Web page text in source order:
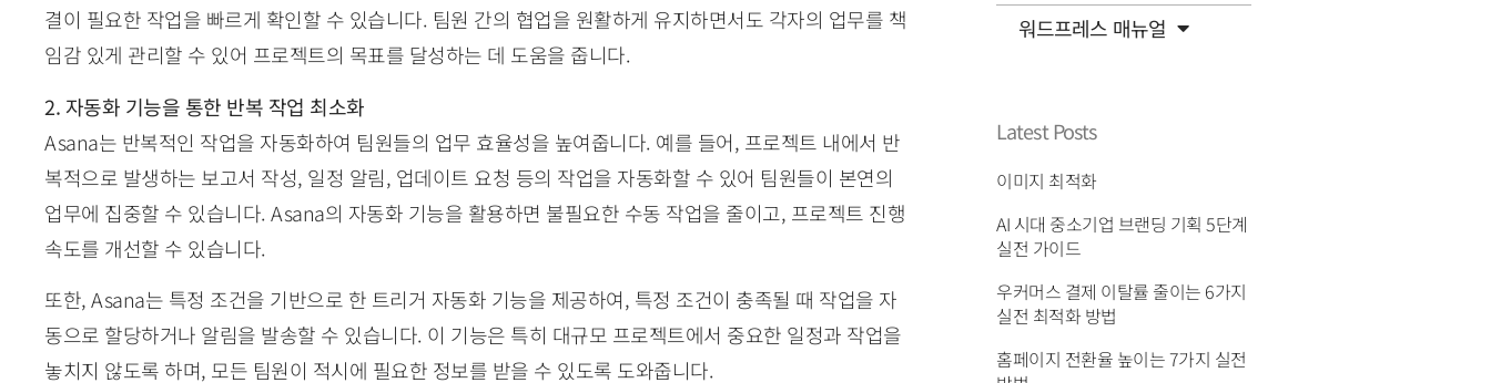
결이 필요한 작업을 빠르게 확인할 수 있습니다. 팀원 간의 협업을 원활하게 유지하면서도 각자의 업무를 책
임감 있게 관리할 수 있어 프로젝트의 목표를 달성하는 데 도움을 줍니다.
2. 자동화 기능을 통한 반복 작업 최소화
Asana는 반복적인 작업을 자동화하여 팀원들의 업무 효율성을 높여줍니다. 예를 들어, 프로젝트 내에서 반
복적으로 발생하는 보고서 작성, 일정 알림, 업데이트 요청 등의 작업을 자동화할 수 있어 팀원들이 본연의
업무에 집중할 수 있습니다. Asana의 자동화 기능을 활용하면 불필요한 수동 작업을 줄이고, 프로젝트 진행
속도를 개선할 수 있습니다.
또한, Asana는 특정 조건을 기반으로 한 트리거 자동화 기능을 제공하여, 특정 조건이 충족될 때 작업을 자
동으로 할당하거나 알림을 발송할 수 있습니다. 이 기능은 특히 대규모 프로젝트에서 중요한 일정과 작업을
놓치지 않도록 하며, 모든 팀원이 적시에 필요한 정보를 받을 수 있도록 도와줍니다.
워드프레스 매뉴얼
Latest Posts
이미지 최적화
AI 시대 중소기업 브랜딩 기획 5단계
실전 가이드
우커머스 결제 이탈률 줄이는 6가지
실전 최적화 방법
홈페이지 전환율 높이는 7가지 실전